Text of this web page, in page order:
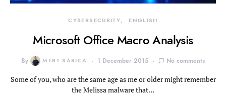
CYBERSECURITY ENGLISH
Microsoft Office Macro Analysis
By MERT SARICA 1 December 2015 No comments
Some of you, who are the same age as me or older might remember
the Melissa malware that…